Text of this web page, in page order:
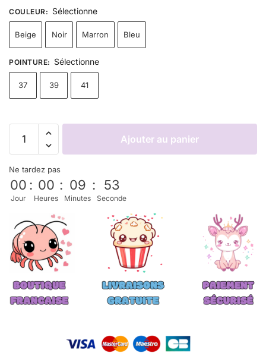
COULEUR: Sélectionne
Beige Noir Marron Bleu
POINTURE: Sélectionne
37 39 41
Ajouter au panier
Ne tardez pas
00
Jour
: 00
Heures
: 09
Minutes
: 53
Seconde